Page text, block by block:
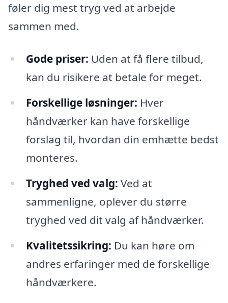
føler dig mest tryg ved at arbejde
sammen med.
Gode priser: Uden at få flere tilbud,
kan du risikere at betale for meget.
Forskellige løsninger: Hver
håndværker kan have forskellige
forslag til, hvordan din emhætte bedst
monteres.
Tryghed ved valg: Ved at
sammenligne, oplever du større
tryghed ved dit valg af håndværker.
Kvalitetssikring: Du kan høre om
andres erfaringer med de forskellige
håndværkere.